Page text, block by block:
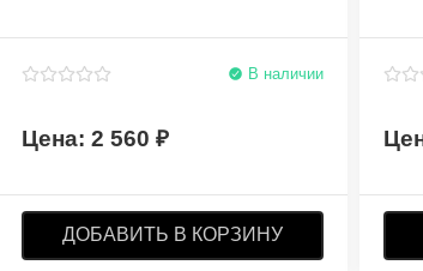
В наличии
2 560
ДОБАВИТЬ В КОРЗИНУ